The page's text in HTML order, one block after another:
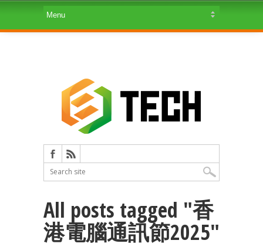
All posts tagged "香
港電腦通訊節2025"